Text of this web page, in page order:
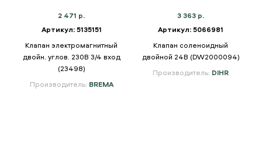
2 471 р.
Артикул: 5135151
Клапан электромагнитный
двойн. углов. 230В 3/4 вход
(23498)
Производитель: BREMA
3 363 р.
Артикул: 5066981
Клапан соленоидный
двойной 24В (DW2000094)
Производитель: DIHR